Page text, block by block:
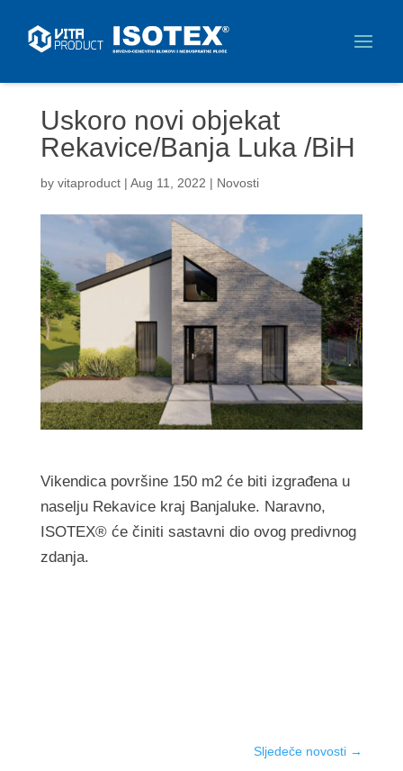
Uskoro novi objekat
Rekavice/Banja Luka /BiH
by vitaproduct| Aug 11, 2022 | Novosti
Vikendica površine 150 m2 će biti izgrađena u
naselju Rekavice kraj Banjaluke. Naravno,
ISOTEX® će činiti sastavni dio ovog predivnog
zdanja.
Sljedeče novosti →